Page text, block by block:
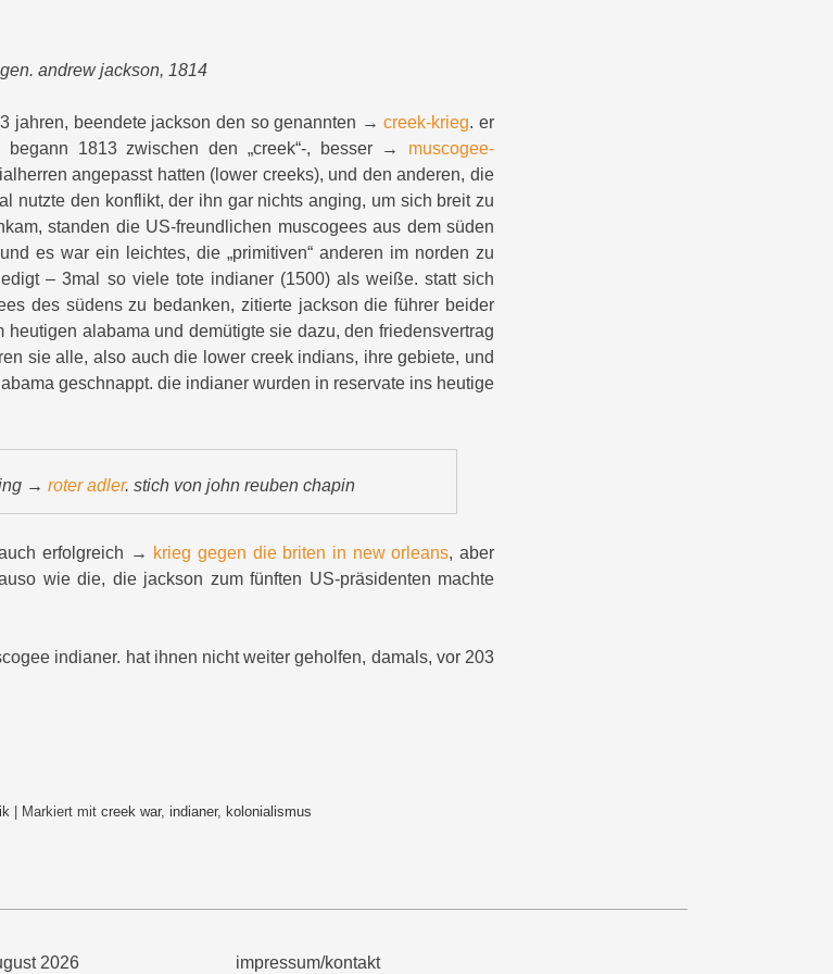
gen. andrew jackson, 1814
jahren, beendete jackson den so genannten →creek-krieg. er
1813 zwischen den „creek“-, besser → muscogee-
angepasst hatten (lower creeks), und den anderen, die
nutzte den konflikt, der ihn gar nichts anging, um sich breit zu
standen die US-freundlichen muscogees aus dem süden
es war ein leichtes, die „primitiven“ anderen im norden zu
– 3mal so viele tote indianer (1500) als weiße. statt sich
des südens zu bedanken, zitierte jackson die führer beider
alabama und demütigte sie dazu, den friedensvertrag
sie alle, also auch die lower creek indians, ihre gebiete, und
geschnappt. die indianer wurden in reservate ins heutige
→ roter adler. stich von john reuben chapin
erfolgreich → krieg gegen die briten in new orleans, aber
wie die, die jackson zum fünften US-präsidenten machte
indianer. hat ihnen nicht weiter geholfen, damals, vor 203
| Markiert mit creek war, indianer, kolonialismus
2026 impressum/kontakt